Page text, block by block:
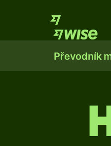
Převodník